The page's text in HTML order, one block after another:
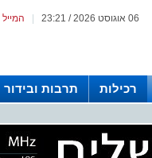
06 אוגוסט 2026 / 23:21
רכילות תרבות ובידור